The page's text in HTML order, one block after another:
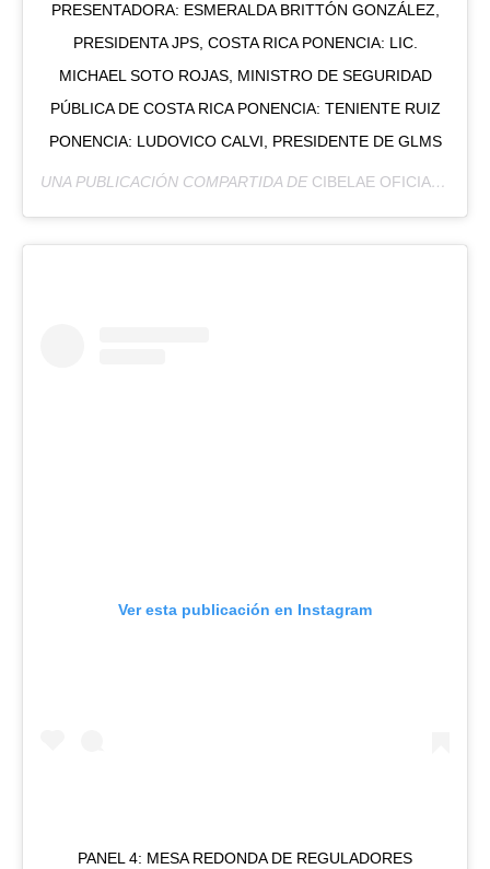
PRESENTADORA: ESMERALDA BRITTÓN GONZÁLEZ,
PRESIDENTA JPS, COSTA RICA PONENCIA: LIC.
MICHAEL SOTO ROJAS, MINISTRO DE SEGURIDAD
PÚBLICA DE COSTA RICA PONENCIA: TENIENTE RUIZ
PONENCIA: LUDOVICO CALVI, PRESIDENTE DE GLMS
UNA PUBLICACIÓN COMPARTIDA DE CIBELAE OFICIAL
Ver esta publicación en Instagram
PANEL 4: MESA REDONDA DE REGULADORES